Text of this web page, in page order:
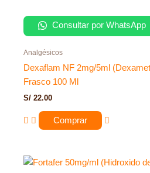
Consultar por WhatsApp
Analgésicos
Dexaflam NF 2mg/5ml
Frasco 100 Ml
S/ 22.00
Comprar